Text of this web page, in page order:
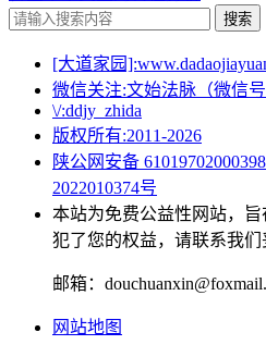
搜索
[大道家园
微信关注:文始法脉（微信号
\/:ddjy_zhida
版权所有:2011-2026
陕公网安备
2022010374号
本站为免费公益性网站，
犯了您的权益，请联系我们
邮箱：
网站地图